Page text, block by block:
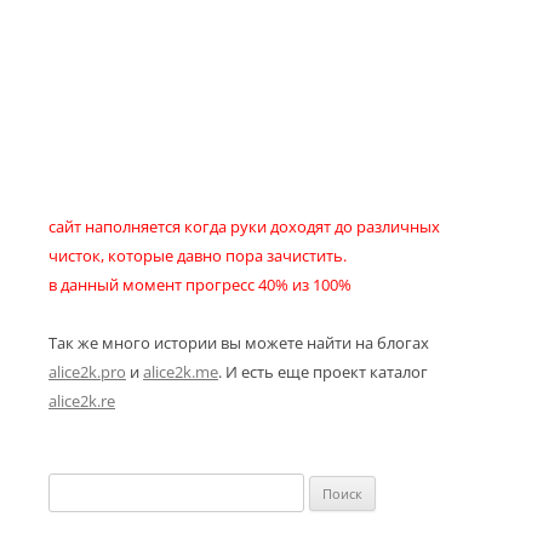
сайт наполняется когда руки доходят до различных
чисток, которые давно пора зачистить.
в данный момент прогресс 40% из 100%
Так же много истории вы можете найти на блогах
alice2k.pro иalice2k.me. И есть еще проект каталог
alice2k.re